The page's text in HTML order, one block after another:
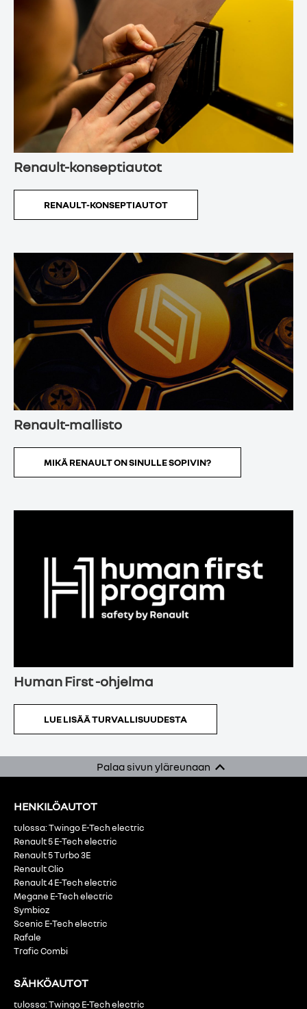
Renault-konseptiautot
RENAULT-KONSEPTIAUTOT
Renault-mallisto
MIKÄ RENAULT ON SINULLE SOPIVIN?
Human First -ohjelma
LUE LISÄÄ TURVALLISUUDESTA
Palaa sivun yläreunaan
HENKILÖAUTOT
tulossa: Twingo E-Tech electric
Renault 5 E-Tech electric
Renault 5 Turbo 3E
Renault Clio
Renault 4 E-Tech electric
Megane E-Tech electric
Symbioz
Scenic E-Tech electric
Rafale
Trafic Combi
SÄHKÖAUTOT
tulossa: Twingo E-Tech electric